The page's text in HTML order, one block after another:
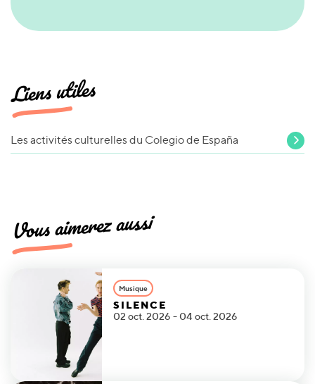
Liens utiles
Les activités culturelles du Colegio de España
Vous aimerez aussi
Musique
SILENCE
02 oct. 2026 - 04 oct. 2026